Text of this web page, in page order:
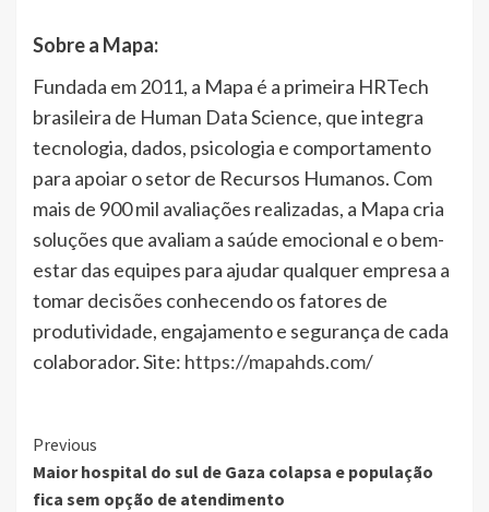
Sobre a Mapa:
Fundada em 2011, a Mapa é a primeira HRTech
brasileira de Human Data Science, que integra
tecnologia, dados, psicologia e comportamento
para apoiar o setor de Recursos Humanos. Com
mais de 900 mil avaliações realizadas, a Mapa cria
soluções que avaliam a saúde emocional e o bem-
estar das equipes para ajudar qualquer empresa a
tomar decisões conhecendo os fatores de
produtividade, engajamento e segurança de cada
colaborador. Site: https://mapahds.com/
Continue
Reading
Previous
Maior hospital do sul de Gaza colapsa e população
fica sem opção de atendimento